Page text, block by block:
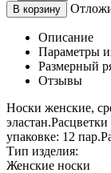
В корзину
Описание
Параметры
Размерный
Отзывы
Носки женские,
упаковке: 12
Тип изделия:
Женские носки